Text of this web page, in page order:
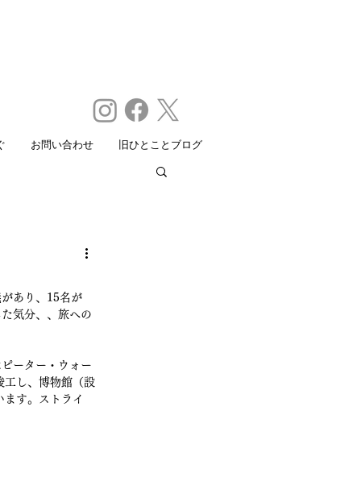
お問い合わせ 旧ひとことブログ
あり、15名が
気分、、旅への
ーター・ウォー
工し、博物館（設
す。ストライ